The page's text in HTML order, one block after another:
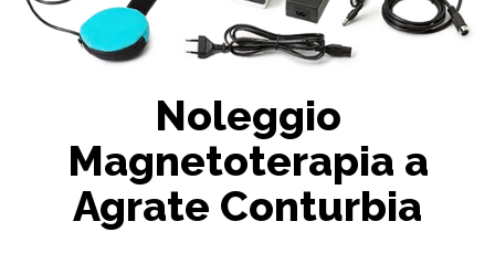
Noleggio
Magnetoterapia a
Agrate Conturbia